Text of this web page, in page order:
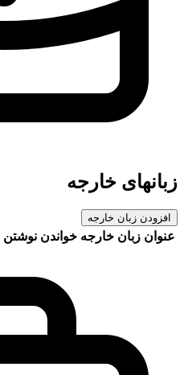
زبانهای خارجه
افزودن زبان خارجه
عنوان زبان خارجه خواندن نوشتن